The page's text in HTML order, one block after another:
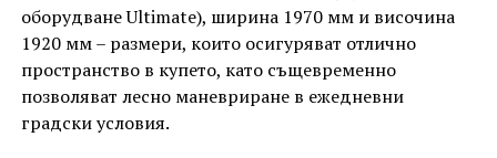
оборудване Ultimate), ширина 1970 мм и височина
1920 мм – размери, които осигуряват отлично
пространство в купето, като същевременно
позволяват лесно маневриране в ежедневни
градски условия.